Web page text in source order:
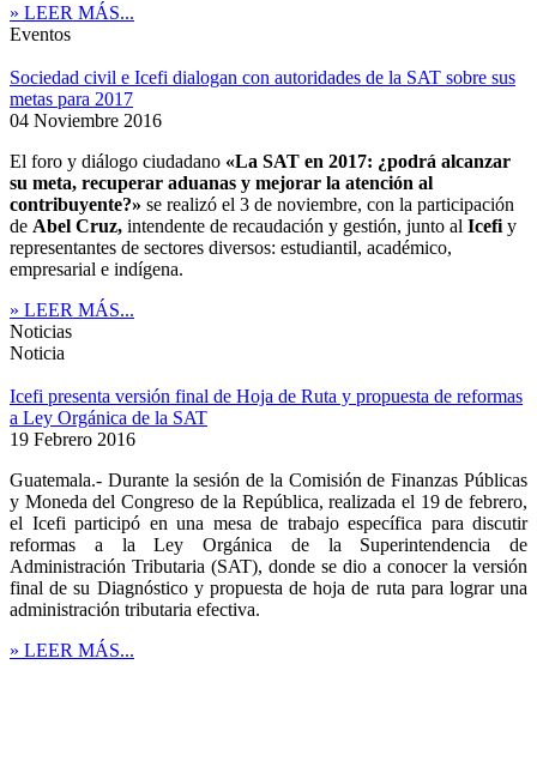
» LEER MÁS...
Eventos
Sociedad civil e Icefi dialogan con autoridades de la SAT sobre sus
metas para 2017
04 Noviembre 2016
El foro y diálogo ciudadano «La SAT en 2017: ¿podrá alcanzar
su meta, recuperar aduanas y mejorar la atención al
contribuyente?» se realizó el 3 de noviembre, con la participación
de Abel Cruz, intendente de recaudación y gestión, junto al Icefi y
representantes de sectores diversos: estudiantil, académico,
empresarial e indígena.
» LEER MÁS...
Noticias
Noticia
Icefi presenta versión final de Hoja de Ruta y propuesta de reformas
a Ley Orgánica de la SAT
19 Febrero 2016
Guatemala.- Durante la sesión de la Comisión de Finanzas Públicas
y Moneda del Congreso de la República, realizada el 19 de febrero,
el Icefi participó en una mesa de trabajo específica para discutir
reformas a la Ley Orgánica de la Superintendencia de
Administración Tributaria (SAT), donde se dio a conocer la versión
final de su Diagnóstico y propuesta de hoja de ruta para lograr una
administración tributaria efectiva.
» LEER MÁS...